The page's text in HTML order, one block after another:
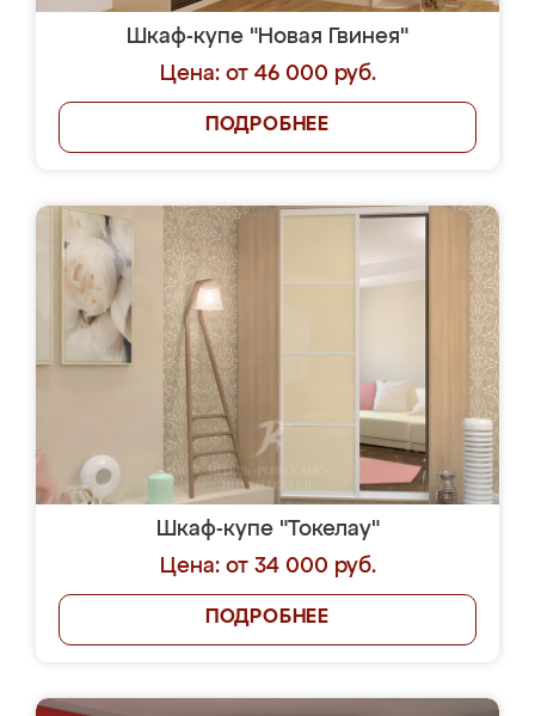
Шкаф-купе "Новая Гвинея"
Цена: от 46 000 руб.
ПОДРОБНЕЕ
Шкаф-купе "Токелау"
Цена: от 34 000 руб.
ПОДРОБНЕЕ